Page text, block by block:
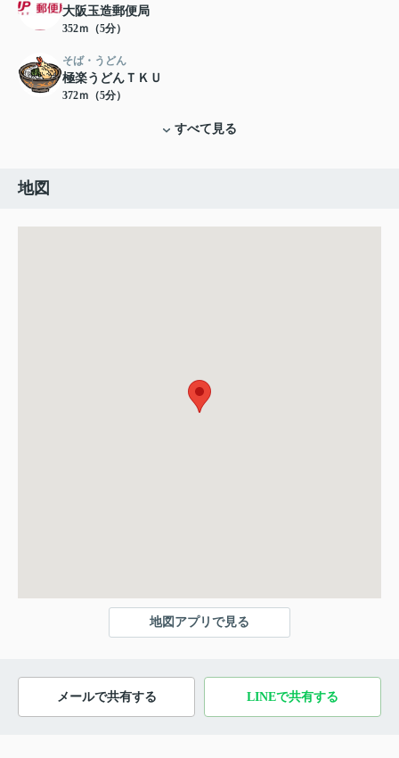
大阪玉造郵便局
352ｍ（5分）
そば・うどん
極楽うどんＴＫＵ
372ｍ（5分）
すべて見る
地図
地図アプリで見る
メールで共有する LINEで共有する